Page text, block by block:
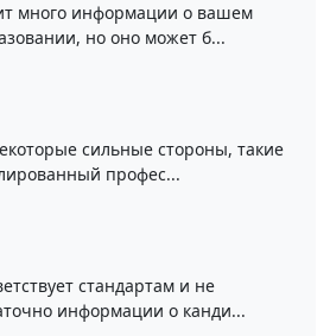
много информации о вашем
но оно может б...
сильные стороны, такие
профес...
стандартам и не
информации о канди...